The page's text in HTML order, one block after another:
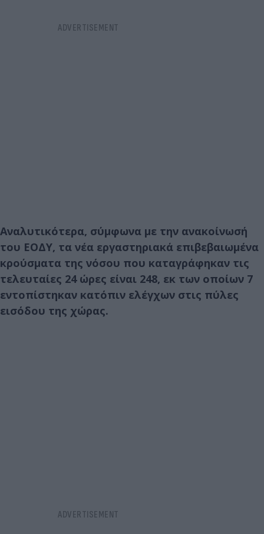
Αναλυτικότερα, σύμφωνα με την ανακοίνωσή
του ΕΟΔΥ, τα νέα εργαστηριακά επιβεβαιωμένα
κρούσματα της νόσου που καταγράφηκαν τις
τελευταίες 24 ώρες είναι 248, εκ των οποίων 7
εντοπίστηκαν κατόπιν ελέγχων στις πύλες
εισόδου της χώρας.